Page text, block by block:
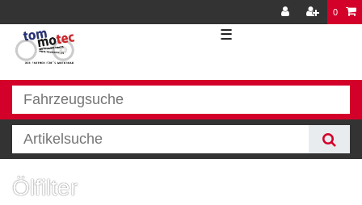
0
☰
Ölfilter